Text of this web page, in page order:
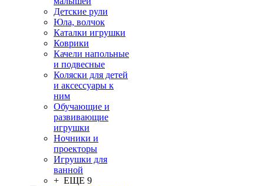
Детские рули
Юла, волчок
Каталки игрушки
Коврики
Качели напольные
и подвесные
Коляски для детей
и аксессуары к
ним
Обучающие и
развивающие
игрушки
Ночники и
проекторы
Игрушки для
ванной
+ ЕЩЕ 9